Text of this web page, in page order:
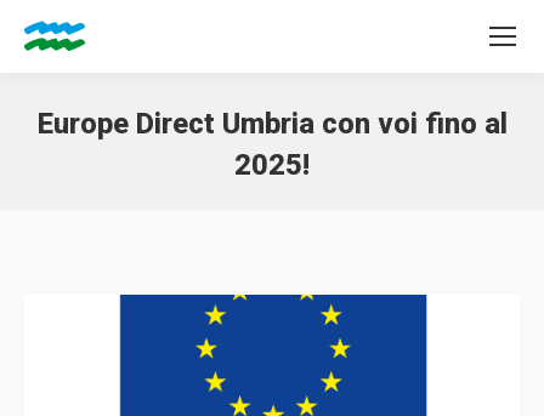
Europe Direct Umbria con voi fino al
2025!